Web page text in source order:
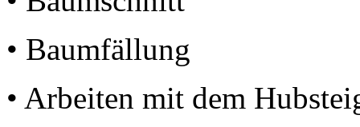
• Baumfällung
• Arbeiten mit dem